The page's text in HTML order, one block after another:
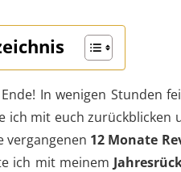
In wenigen Stunden
ich mit euch
vergangenen 12 Monate
ich mit meinem